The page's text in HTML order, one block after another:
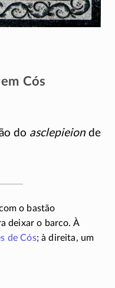
Cós
do asclepieionde
o bastão
deixar o barco. À
de Cós; à direita, um